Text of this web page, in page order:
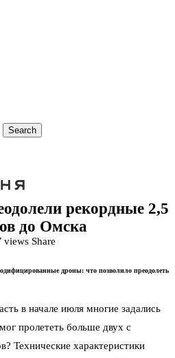
Search
рекордные 2,5
до Омска
views Share
дроны: что позволило преодолеть
в начале июля многие задались
пролететь больше двух с
Технические характеристики